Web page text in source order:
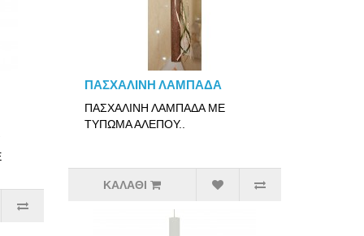
ΠΑΣΧΑΛΙΝΗ ΛΑΜΠΑΔΑ
ΠΑΣΧΑΛΙΝΗ ΛΑΜΠΑΔΑ ΜΕ
ΤΥΠΩΜΑ ΑΛΕΠΟΥ..
ΚΑΛΆΘΙ